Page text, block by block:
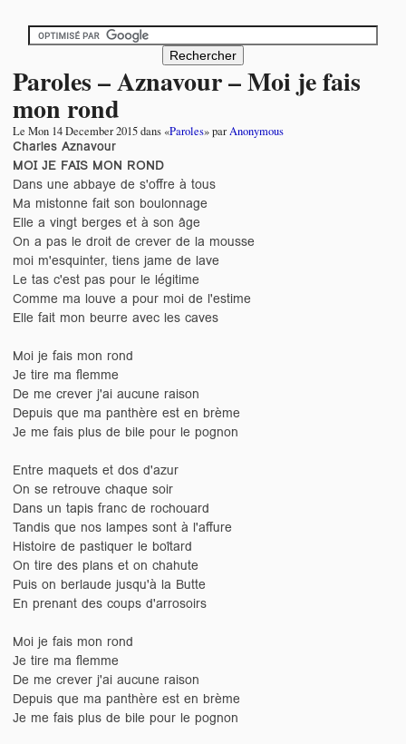
Paroles – Aznavour – Moi je fais
mon rond
Le Mon 14 December 2015dans «Paroles» parAnonymous
Charles Aznavour
MOI JE FAIS MON ROND
Dans une abbaye de s'offre à tous
Ma mistonne fait son boulonnage
Elle a vingt berges et à son âge
On a pas le droit de crever de la mousse
moi m'esquinter, tiens jame de lave
Le tas c'est pas pour le légitime
Comme ma louve a pour moi de l'estime
Elle fait mon beurre avec les caves
Moi je fais mon rond
Je tire ma flemme
De me crever j'ai aucune raison
Depuis que ma panthère est en brème
Je me fais plus de bile pour le pognon
Entre maquets et dos d'azur
On se retrouve chaque soir
Dans un tapis franc de rochouard
Tandis que nos lampes sont à l'affure
Histoire de pastiquer le boîtard
On tire des plans et on chahute
Puis on berlaude jusqu'à la Butte
En prenant des coups d'arrosoirs
Moi je fais mon rond
Je tire ma flemme
De me crever j'ai aucune raison
Depuis que ma panthère est en brème
Je me fais plus de bile pour le pognon